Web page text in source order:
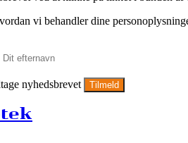
vi behandler dine
nyhedsbrevet Tilmeld